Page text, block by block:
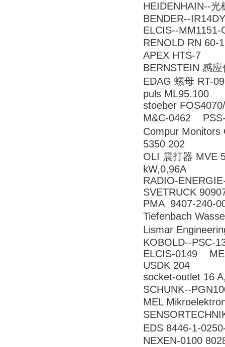
HEIDENHAIN--
BENDER--
ELCIS--
RENOLD RN 60-
APEX HTS-7
BERNSTEIN 感
EDAG 螺母 RT-
puls ML95.100
stoeber
M&C-0462
Compur
5350 202
OLI 震打器 MVE
kW,0,96A
RADIO-
SVETRUCK
PMA 9407-240-
Tiefenbach
Lismar
KOBOLD--PSC-
ELCIS-0149
USDK 204
socket-outlet 16
SCHUNK--
MEL
EDS 8446-1-
NEXEN-0100